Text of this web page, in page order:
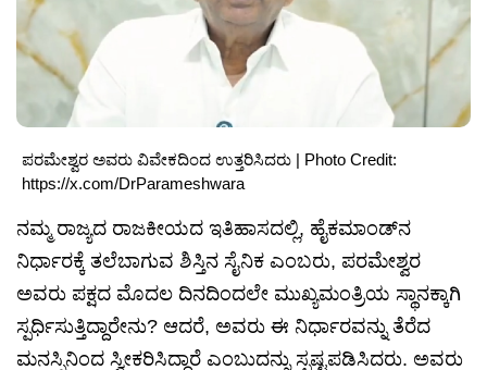
ಪರಮೇಶ್ವರ ಅವರು ವಿವೇಕದಿಂದ ಉತ್ತರಿಸಿದರು | Photo Credit:
https://x.com/DrParameshwara
ನಮ್ಮ ರಾಜ್ಯದ ರಾಜಕೀಯದ ಇತಿಹಾಸದಲ್ಲಿ, ಹೈಕಮಾಂಡ್‌ನ
ನಿರ್ಧಾರಕ್ಕೆ ತಲೆಬಾಗುವ ಶಿಸ್ತಿನ ಸೈನಿಕ ಎಂಬರು, ಪರಮೇಶ್ವರ
ಅವರು ಪಕ್ಷದ ಮೊದಲ ದಿನದಿಂದಲೇ ಮುಖ್ಯಮಂತ್ರಿಯ ಸ್ಥಾನಕ್ಕಾಗಿ
ಸ್ಪರ್ಧಿಸುತ್ತಿದ್ದಾರೇನು? ಆದರೆ, ಅವರು ಈ ನಿರ್ಧಾರವನ್ನು ತೆರೆದ
ಮನಸ್ಸಿನಿಂದ ಸ್ವೀಕರಿಸಿದ್ದಾರೆ ಎಂಬುದನ್ನು ಸ್ಪಷ್ಟಪಡಿಸಿದರು. ಅವರು